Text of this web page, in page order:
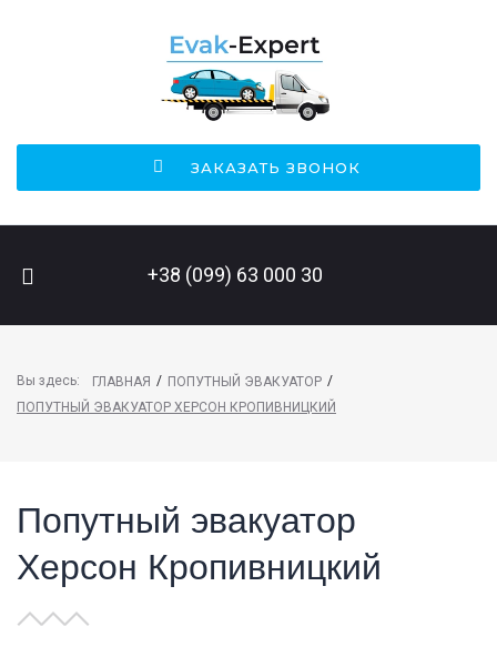
ЗАКАЗАТЬ ЗВОНОК
+38 (099) 63 000 30
Вы здесь: ГЛАВНАЯ / ПОПУТНЫЙ ЭВАКУАТОР /
ПОПУТНЫЙ ЭВАКУАТОР ХЕРСОН КРОПИВНИЦКИЙ
Попутный эвакуатор
Херсон Кропивницкий
ПОИСК НА САЙТЕ